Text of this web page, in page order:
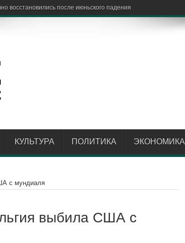
КУЛЬТУРА ПОЛИТИКА ЭКОНОМИКА
с мундиаля
выбила США с